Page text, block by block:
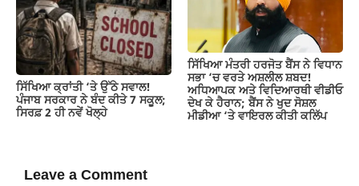
ਸਿੱਖਿਆ ਕ੍ਰਾਂਤੀ ‘ਤੇ ਉੱਠੇ ਸਵਾਲ!
ਪੰਜਾਬ ਸਰਕਾਰ ਨੇ ਬੰਦ ਕੀਤੇ 7 ਸਕੂਲ;
ਸਿਰਫ਼ 2 ਹੀ ਨਵੇਂ ਖੋਲ੍ਹੇ
ਸਿੱਖਿਆ ਮੰਤਰੀ ਹਰਜੋਤ ਬੈਂਸ ਨੇ ਵਿਧਾਨ
ਸਭਾ ‘ਚ ਵਰਤੇ ਅਸ਼ਲੀਲ ਸ਼ਬਦ!
ਅਧਿਆਪਕ ਅਤੇ ਵਿਦਿਆਰਥੀ ਵੀਡੀਓ
ਦੇਖ ਕੇ ਹੈਰਾਨ; ਬੈਂਸ ਨੇ ਖੁਦ ਸੋਸ਼ਲ
ਮੀਡੀਆ ‘ਤੇ ਵਾਇਰਲ ਕੀਤੀ ਕਲਿੱਪ
Leave a Comment